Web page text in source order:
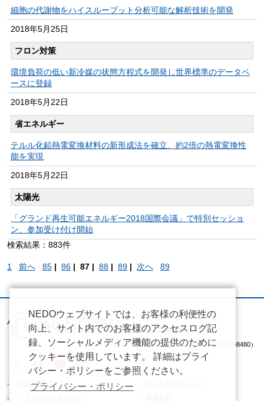
細胞の代謝物をハイスループット分析可能な解析技術を開発
2018年5月25日
フロン対策
環境負荷の低い新冷媒の状態方程式を開発し世界標準のデータベ
ースに登録
2018年5月22日
省エネルギー
テルル化鉛熱電変換材料の新形成法を確立、約2倍の熱電変換性
能を実現
2018年5月22日
太陽光
「グランド再生可能エネルギー2018国際会議」で特別セッショ
ン、参加受け付け開始
検索結果：883件
1 前へ 85 | 86 | 87 | 88 | 89 | 次へ 89
（法人番号 2020005008480）
サイトマップ
NEDOウェブサイトでは、お客様の利便性の
向上、サイト内でのお客様のアクセスログ記
録、ソーシャルメディア機能の提供のために
クッキーを使用しています。 詳細はプライ
バシー・ポリシーをご参照ください。
プライバシー・ポリシー